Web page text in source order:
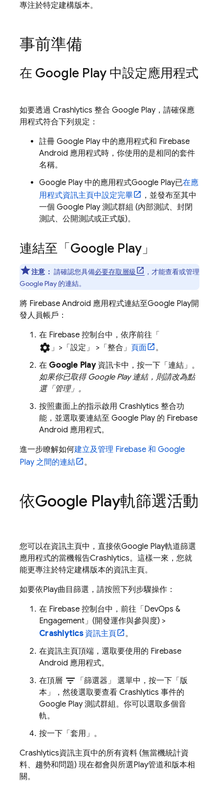
專注於特定建構版本。
事前準備
在 Google Play 中設定應用程式
如要透過 Crashlytics 整合 Google Play ，請確保應
用程式符合下列規定：
註冊 Google Play 中的應用程式和 Firebase
Android 應用程式時，你使用的是相同的套件
名稱。
Google Play 中的應用程式Google Play已在應
用程式資訊主頁中設定完畢
，並發布至其中
一個 Google Play 測試群組 (內部測試、封閉
測試、公開測試或正式版)。
連結至「Google Play 」
注意： 請確認您具備必要存取層級
，才能查看或管理
Google Play 的連結。
將 Firebase Android 應用程式連結至Google Play開
發人員帳戶：
在 Firebase 控制台中，依序前往「
settings 」>「設定」 >「整合」 頁面
。
在 Google Play資訊卡中，按一下「連結」 。
如果你已取得 Google Play連結，則請改為點
選「管理」 。
按照畫面上的指示啟用 Crashlytics 整合功
能，並選取要連結至 Google Play 的 Firebase
Android 應用程式。
進一步瞭解如何建立及管理 Firebase 和 Google
Play 之間的連結 。
依Google Play軌篩選活動
您可以在資訊主頁中，直接依Google Play軌道篩選
應用程式的當機報告Crashlytics。這樣一來，您就
能更專注於特定建構版本的資訊主頁。
如要依Play曲目篩選，請按照下列步驟操作：
在 Firebase 控制台中，前往「DevOps &
Engagement」(開發運作與參與度) >
Crashlytics資訊主頁
。
在資訊主頁頂端，選取要使用的 Firebase
Android 應用程式。
在頂層 filter_list 「篩選器」
選單中，按一下「版
本」
，然後選取要查看 Crashlytics 事件的
Google Play 測試群組。你可以選取多個音
軌。
按一下「套用」 。
Crashlytics資訊主頁中的所有資料 (無當機統計資
料、趨勢和問題) 現在都會與所選Play管道和版本相
關。